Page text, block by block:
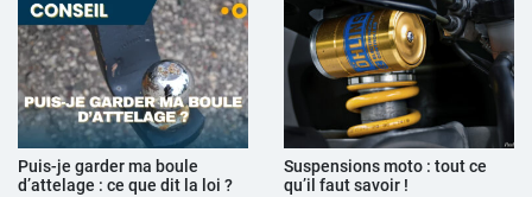
Puis-je garder ma boule
d’attelage : ce que dit la loi ?
Suspensions moto : tout ce
qu’il faut savoir !